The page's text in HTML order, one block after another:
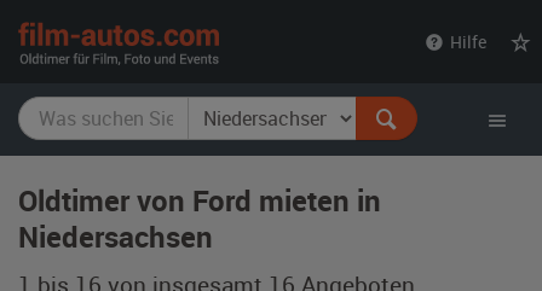
Hilfe
Oldtimer von Ford mieten in
Niedersachsen
1 bis 16 von insgesamt 16 Angeboten